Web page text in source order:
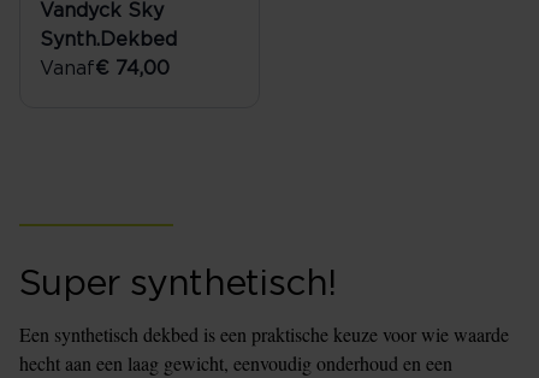
Vandyck Sky
Synth.Dekbed
Vanaf€ 74,00
Super synthetisch!
Een synthetisch dekbed is een praktische keuze voor wie waarde
hecht aan een laag gewicht, eenvoudig onderhoud en een